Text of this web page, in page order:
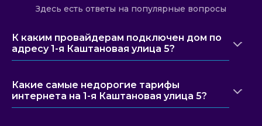
Здесь есть ответы на популярные вопросы
К каким провайдерам подключен дом по
адресу 1-я Каштановая улица 5?
Какие самые недорогие тарифы
интернета на 1-я Каштановая улица 5?